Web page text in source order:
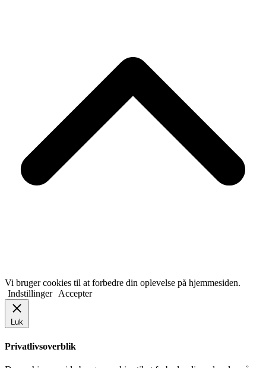
Vi bruger cookies til at forbedre din oplevelse på hjemmesiden.
Indstillinger Accepter
Luk
Privatlivsoverblik